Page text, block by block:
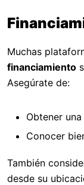
Muchas
financiamiento
Asegúrate de:
Obtener
Conocer
También
desde su